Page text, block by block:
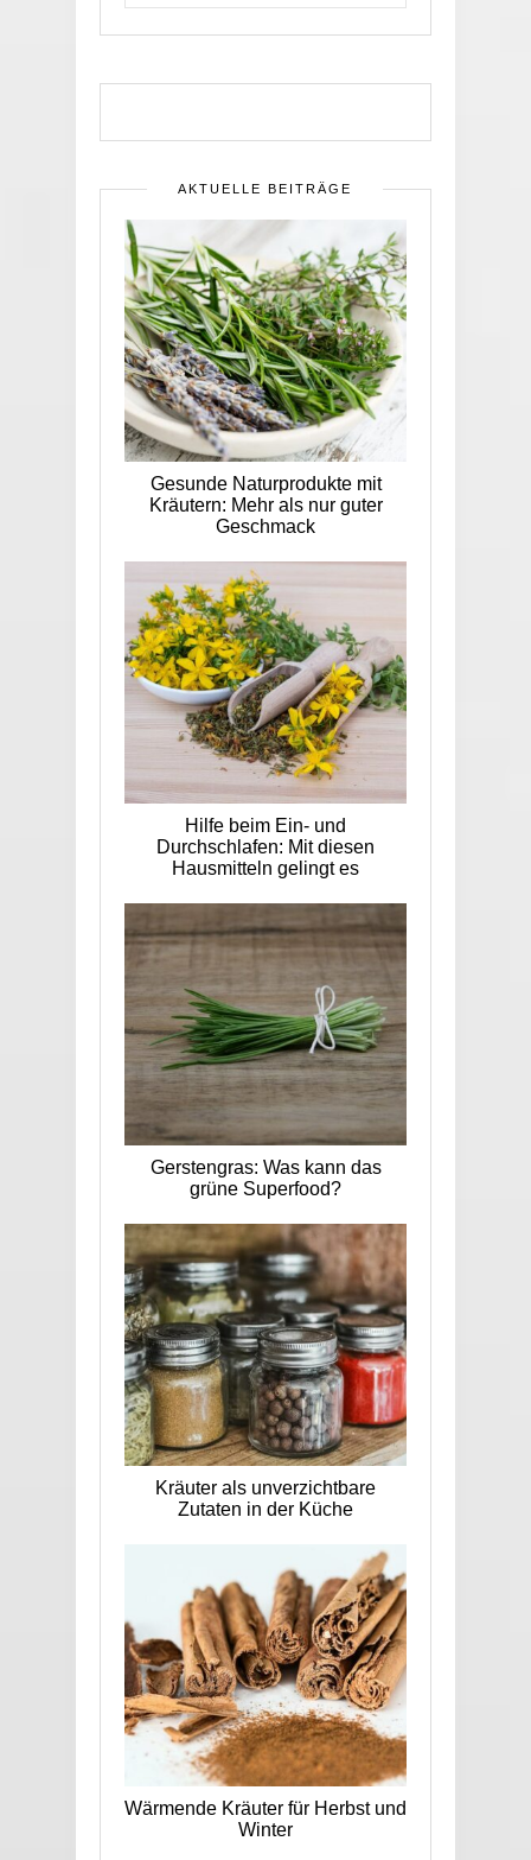
AKTUELLE BEITRÄGE
Gesunde Naturprodukte mit
Kräutern: Mehr als nur guter
Geschmack
Hilfe beim Ein- und
Durchschlafen: Mit diesen
Hausmitteln gelingt es
Gerstengras: Was kann das
grüne Superfood?
Kräuter als unverzichtbare
Zutaten in der Küche
Wärmende Kräuter für Herbst und
Winter